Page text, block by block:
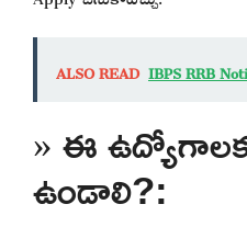
ALSO READ IBPS RRB
» ఈ
ఉండాలి?: